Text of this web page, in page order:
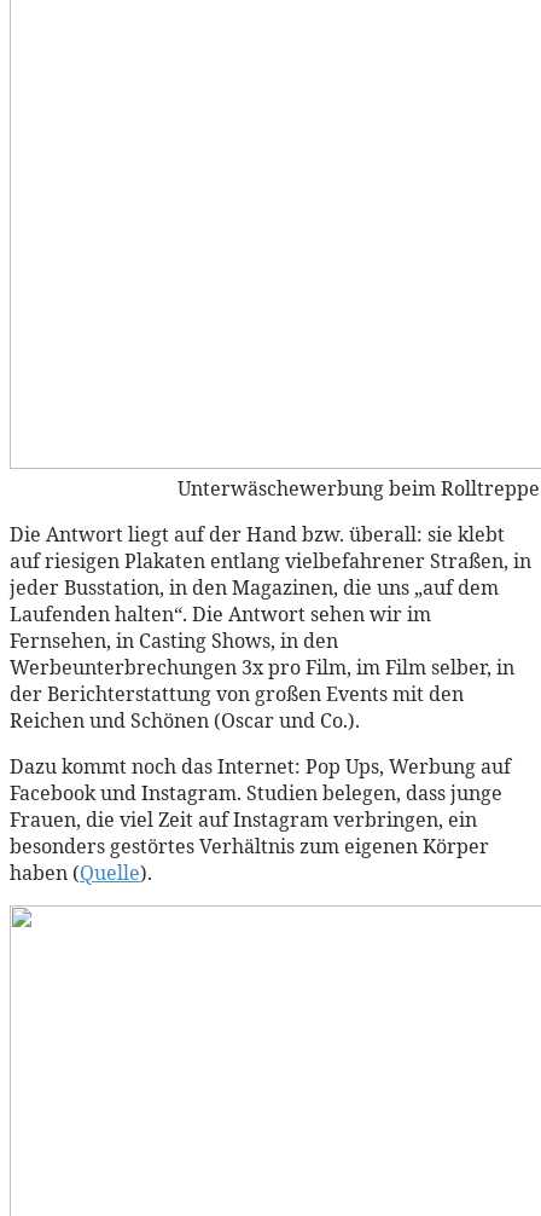
Unterwäschewerbung beim
Die Antwort liegt auf der Hand bzw. überall: sie klebt
auf riesigen Plakaten entlang vielbefahrener Straßen, in
jeder Busstation, in den Magazinen, die uns „auf dem
Laufenden halten“. Die Antwort sehen wir im
Fernsehen, in Casting Shows, in den
Werbeunterbrechungen 3x pro Film, im Film selber, in
der Berichterstattung von großen Events mit den
Reichen und Schönen (Oscar und Co.).
Dazu kommt noch das Internet: Pop Ups, Werbung auf
Facebook und Instagram. Studien belegen, dass junge
Frauen, die viel Zeit auf Instagram verbringen, ein
besonders gestörtes Verhältnis zum eigenen Körper
haben (Quelle).